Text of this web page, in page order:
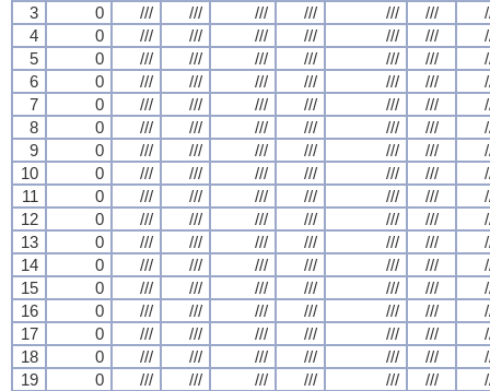
3
0 /// /// /// /// /// ///
4
0 /// /// /// /// /// ///
5
0 /// /// /// /// /// ///
6
0 /// /// /// /// /// ///
7
0 /// /// /// /// /// ///
8
0 /// /// /// /// /// ///
9
0 /// /// /// /// /// ///
10
0 /// /// /// /// /// ///
11
0 /// /// /// /// /// ///
12
0 /// /// /// /// /// ///
13
0 /// /// /// /// /// ///
14
0 /// /// /// /// /// ///
15
0 /// /// /// /// /// ///
16
0 /// /// /// /// /// ///
17
0 /// /// /// /// /// ///
18
0 /// /// /// /// /// ///
19
0 /// /// /// /// /// ///